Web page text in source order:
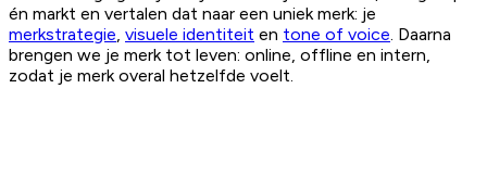
én markt en vertalen dat naar een uniek merk: je
merkstrategie, visuele identiteit en tone of voice. Daarna
brengen we je merk tot leven: online, offline en intern,
zodat je merk overal hetzelfde voelt.